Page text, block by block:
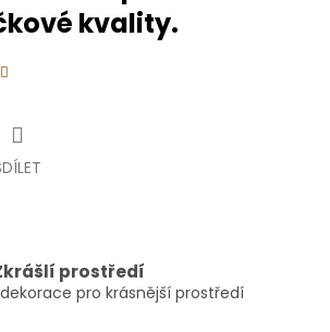
kvality.
prostředí
pro krásnější prostředí